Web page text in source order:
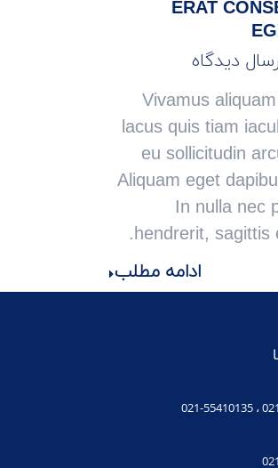
ERAT
دیدگاه
Vivamus
lacus quis tiam
eu sollicitudin
Aliquam eget
In nulla nec
hendrerit, sagittis
ادامه مطلب